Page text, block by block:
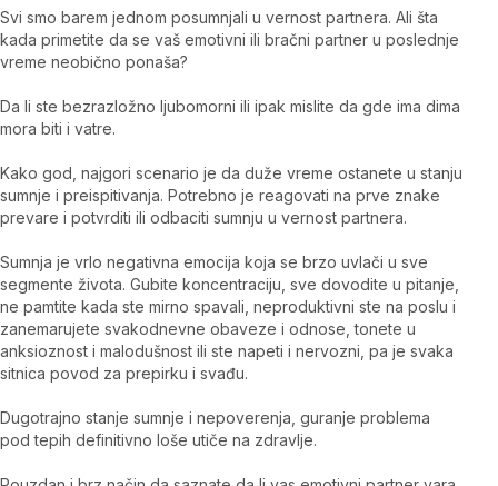
Svi smo barem jednom posumnjali u vernost partnera. Ali šta
kada primetite da se vaš emotivni ili bračni partner u poslednje
vreme neobično ponaša?
Da li ste bezrazložno ljubomorni ili ipak mislite da gde ima dima
mora biti i vatre.
Kako god, najgori scenario je da duže vreme ostanete u stanju
sumnje i preispitivanja. Potrebno je reagovati na prve znake
prevare i potvrditi ili odbaciti sumnju u vernost partnera.
Sumnja je vrlo negativna emocija koja se brzo uvlači u sve
segmente života. Gubite koncentraciju, sve dovodite u pitanje,
ne pamtite kada ste mirno spavali, neproduktivni ste na poslu i
zanemarujete svakodnevne obaveze i odnose, tonete u
anksioznost i malodušnost ili ste napeti i nervozni, pa je svaka
sitnica povod za prepirku i svađu.
Dugotrajno stanje sumnje i nepoverenja, guranje problema
pod tepih definitivno loše utiče na zdravlje.